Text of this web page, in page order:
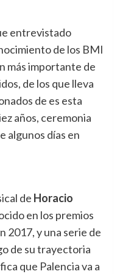
entrevistado
de los BMI
más importante de
de los que lleva
de es esta
años, ceremonia
algunos días en
de Horacio
en los premios
2017, y una serie de
de su trayectoria
que Palencia va a